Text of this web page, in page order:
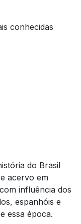
conhecidas
do Brasil
acervo em
influência dos
espanhóis e
essa época.